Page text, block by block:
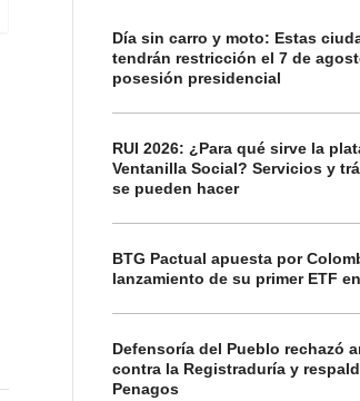
Día sin carro y moto: Estas
tendrán restricción el 7 de
posesión presidencial
RUI 2026: ¿Para qué sirve la
Ventanilla Social? Servicios y
se pueden hacer
BTG Pactual apuesta por
lanzamiento de su primer ETF
Defensoría del Pueblo rechazó
contra la Registraduría y
Penagos